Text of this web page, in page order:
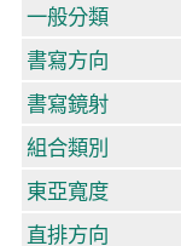
一般分類
書寫方向
書寫鏡射
組合類別
東亞寬度
直排方向